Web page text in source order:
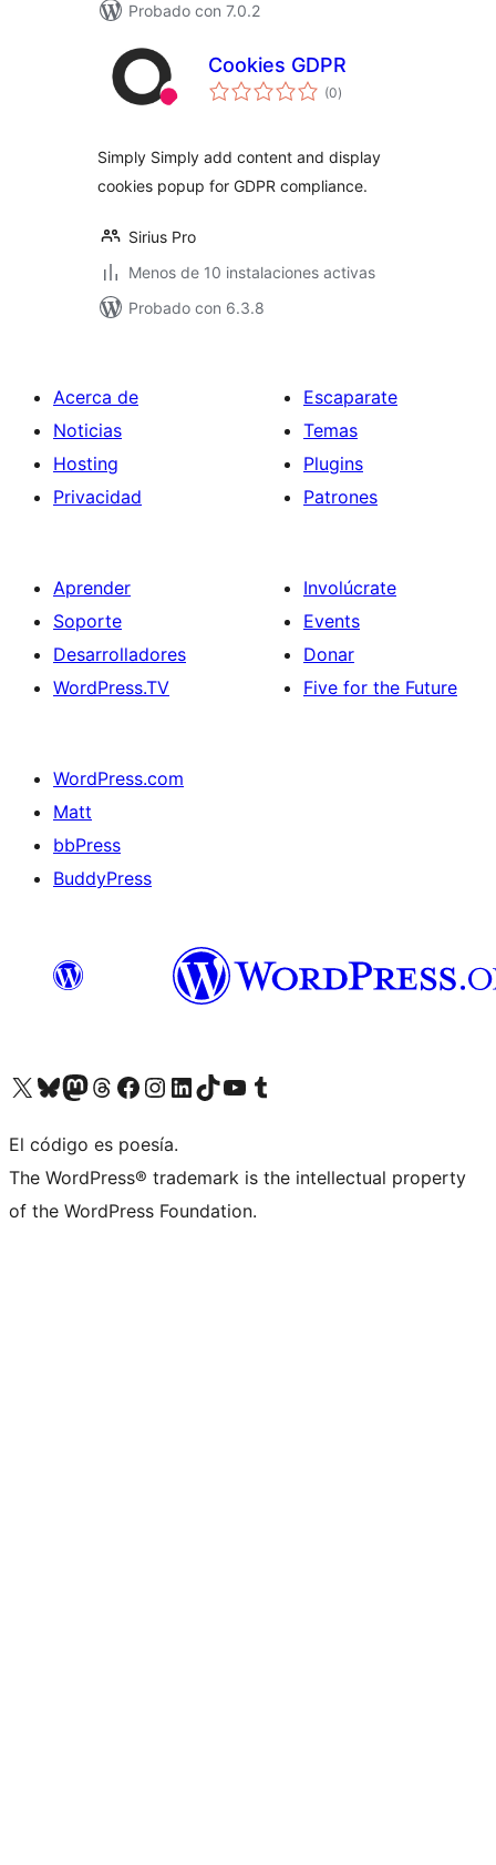
Probado con 7.0.2
Cookies GDPR
(0total
de
)
Simply Simply add content and display
cookies popup for GDPR compliance.
Sirius Pro
Menos de 10 instalaciones activas
Probado con 6.3.8
Acerca de
Noticias
Hosting
Privacidad
Escaparate
Temas
Plugins
Patrones
Aprender
Soporte
Desarrolladores
WordPress.TV
Involúcrate
Events
Donar
Five for the Future
WordPress.com
Matt
bbPress
BuddyPress
Visit our X (formerly Twitter) account
Visit our Bluesky account
Visita nuestra cuenta de Twitter
Visit our Threads account
Visita nuestra página de Facebook
Visite nuestra cuenta de Instagram
Visit our LinkedIn account
Visit our TikTok account
Visit our YouTube channel
Visit our Tumblr account
El código es poesía.
The WordPress® trademark is the intellectual property
of the WordPress Foundation.